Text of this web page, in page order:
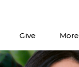
Give More